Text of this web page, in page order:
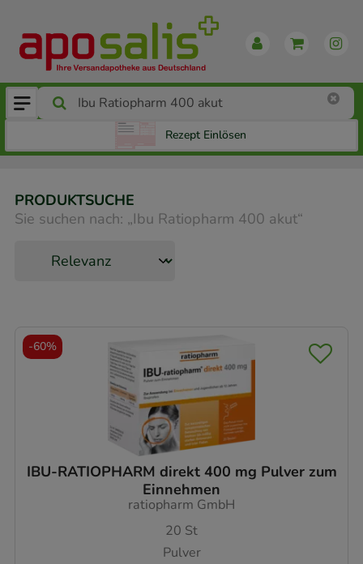
Rezept Einlösen
PRODUKTSUCHE
Sie suchen nach: „Ibu Ratiopharm 400 akut“
IBU-RATIOPHARM direkt 400 mg Pulver zum
Einnehmen
ratiopharm GmbH
20 St
Pulver
-60%